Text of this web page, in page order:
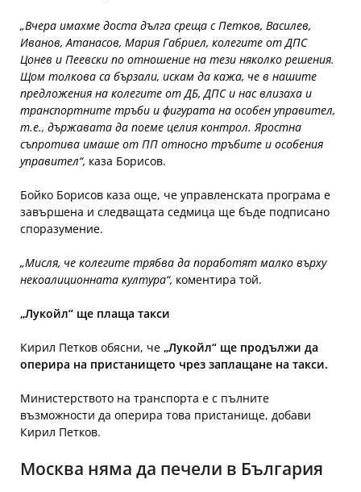
„Вчера имахме доста дълга среща с Петков, Василев,
Иванов, Атанасов, Мария Габриел, колегите от ДПС
Цонев и Пеевски по отношение на тези няколко решения.
Щом толкова са бързали, искам да кажа, че в нашите
предложения на колегите от ДБ, ДПС и нас влизаха и
транспортните тръби и фигурата на особен управител,
т.е., държавата да поеме целия контрол. Яростна
съпротива имаше от ПП относно тръбите и особения
управител“, каза Борисов.
Бойко Борисов каза още, че управленската програма е
завършена и следващата седмица ще бъде подписано
споразумение.
„Мисля, че колегите трябва да поработят малко върху
некоалиционната култура“, коментира той.
„Лукойл“ ще плаща такси
Кирил Петков обясни, че „Лукойл“ ще продължи да
оперира на пристанището чрез заплащане на такси.
Министерството на транспорта е с пълните
възможности да оперира това пристанище, добави
Кирил Петков.
Москва няма да печели в България